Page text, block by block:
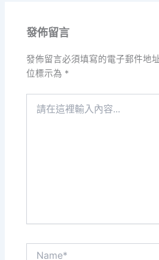
發佈留言
發佈留言必須填寫的電子郵件地
位標示為 *